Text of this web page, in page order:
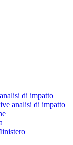
di impatto
analisi di impatto